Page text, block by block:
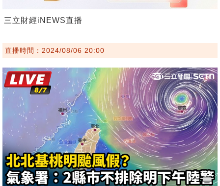
三立財經iNEWS直播
直播時間：2024/08/06 20:00